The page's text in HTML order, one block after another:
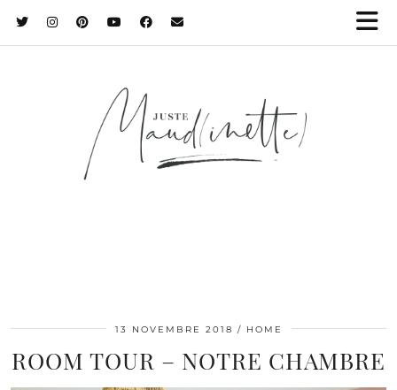
13 NOVEMBRE 2018 HOME
ROOM TOUR – NOTRE CHAMBRE